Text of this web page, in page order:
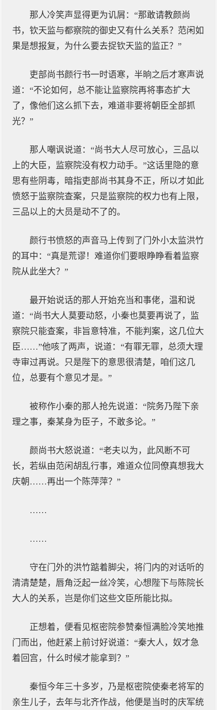
那人冷笑声显得更为讥屑：“那敢请教颜尚
书，钦天监与都察院的御史又有什么关系？范闲如
果是想报复，为什么要去捉钦天监的监正？”
吏部尚书颜行书一时语寒，半晌之后才寒声说
道：“不论如何，总不能让监察院再将事态扩大
了，像他们这么抓下去，难道非要将朝臣全部抓
光？”
那人嘲讽说道：“尚书大人尽可放心，三品以
上的大臣，监察院没有权力动手。”这话里隐的意
思有些阴毒，暗指吏部尚书其身不正，所以才如此
愤怒于监察院查案，只是监察院的权力也有上限，
三品以上的大员是动不了的。
颜行书愤怒的声音马上传到了门外小太监洪竹
的耳中：“真是荒谬！难道你们要眼睁睁看着监察
院从此坐大？”
最开始说话的那人开始充当和事佬，温和说
道：“尚书大人莫要动怒，小秦也莫要再说了，监
察院只能查案，非旨意特准，不能判案，这几位大
臣……”他咳了两声，说道：“有罪无罪，总须大理
寺审过再说。只是陛下的意思很清楚，咱们这几
位，总要有个意见才是。”
被称作小秦的那人抢先说道：“院务乃陛下亲
理之事，秦某身为臣子，不敢多论。”
颜尚书大怒说道：“老夫以为，此风断不可
长，若纵由范闲胡乱行事，难道众位同僚真想我大
庆朝……再出一个陈萍萍？”
……
……
守在门外的洪竹踮着脚尖，将门内的对话听的
清清楚楚，唇角泛起一丝冷笑，心想陛下与陈院长
大人的关系，岂是你们这些文臣所能比拟。
正想着，便看见枢密院参赞秦恒满脸冷笑地推
门而出，他赶紧上前讨好说道：“秦大人，奴才急
着回宫，什么时候才能拿到？”
秦恒今年三十多岁，乃是枢密院使秦老将军的
亲生儿子，去年与北齐作战，他便是当时的庆军统